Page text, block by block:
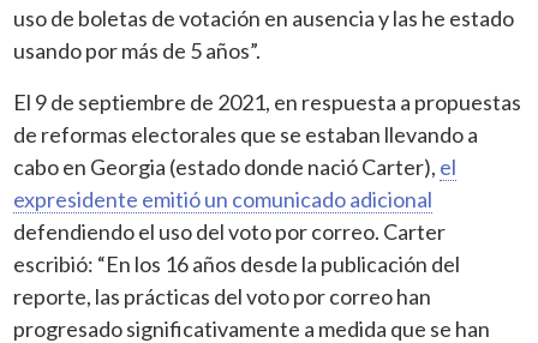
uso de boletas de votación en ausencia y las he estado
usando por más de 5 años”.
El 9 de septiembre de 2021, en respuesta a propuestas
de reformas electorales que se estaban llevando a
cabo en Georgia (estado donde nació Carter), el
expresidente emitió un comunicado adicional
defendiendo el uso del voto por correo. Carter
escribió: “En los 16 años desde la publicación del
reporte, las prácticas del voto por correo han
progresado significativamente a medida que se han